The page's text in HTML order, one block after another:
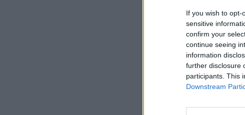
If you wish to
sensitive
confirm your
continue seeing
information
further disclosure
participants. This
Downstream